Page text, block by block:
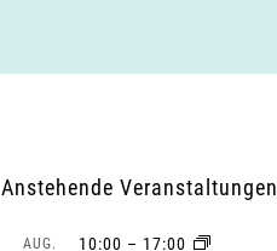
Anstehende Veranstaltungen
AUG. 10:00 – 17:00